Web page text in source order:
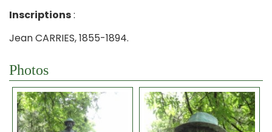
Inscriptions:
Jean CARRIES, 1855-1894.
Photos